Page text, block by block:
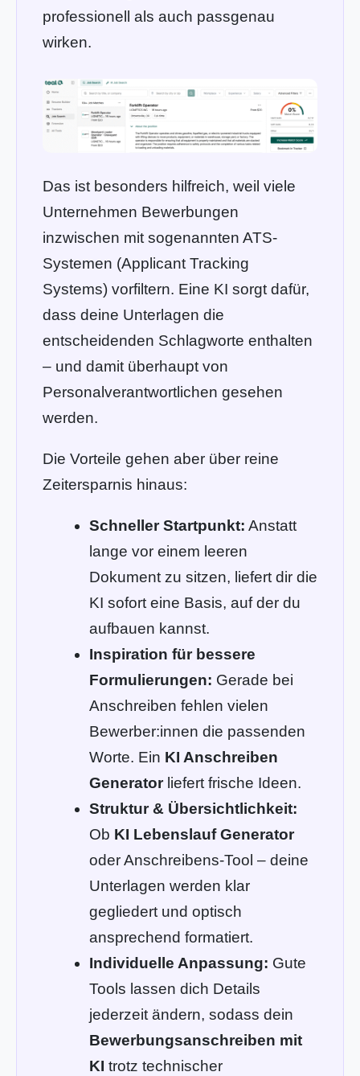
professionell als auch passgenau
wirken.
Das ist besonders hilfreich, weil viele
Unternehmen Bewerbungen
inzwischen mit sogenannten ATS-
Systemen (Applicant Tracking
Systems) vorfiltern. Eine KI sorgt dafür,
dass deine Unterlagen die
entscheidenden Schlagworte enthalten
– und damit überhaupt von
Personalverantwortlichen gesehen
werden.
Die Vorteile gehen aber über reine
Zeitersparnis hinaus:
Schneller Startpunkt: Anstatt
lange vor einem leeren
Dokument zu sitzen, liefert dir die
KI sofort eine Basis, auf der du
aufbauen kannst.
Inspiration für bessere
Formulierungen: Gerade bei
Anschreiben fehlen vielen
Bewerber:innen die passenden
Worte. Ein KI Anschreiben
Generatorliefert frische Ideen.
Struktur & Übersichtlichkeit:
Ob KI Lebenslauf Generator
oder Anschreibens-Tool – deine
Unterlagen werden klar
gegliedert und optisch
ansprechend formatiert.
Individuelle Anpassung: Gute
Tools lassen dich Details
jederzeit ändern, sodass dein
Bewerbungsanschreiben mit
KI trotz technischer